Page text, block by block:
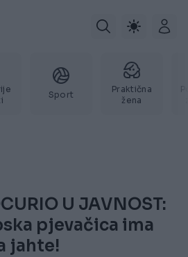
Sport
Praktična
žena
U JAVNOST:
pjevačica ima
jahte!